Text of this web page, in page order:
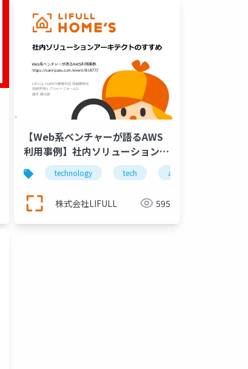
【Web系ベンチャーが語るAWS
利用事例】社内ソリューションア
ーキテクトのすすめ
technology tech aws
株式会社LIFULL 595